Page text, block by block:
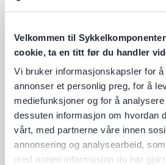
Velkommen til
cookie, ta en titt før du handler
Vi bruker informasjonskapsler for å
annonser et personlig preg, for å
mediefunksjoner og for å
dessuten informasjon om hvordan
vårt, med partnerne våre innen
annonsering og analysearbeid,
med annen informasjon du har